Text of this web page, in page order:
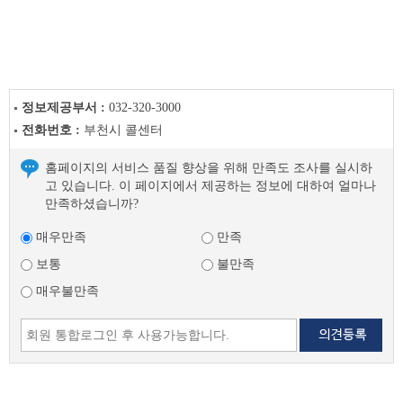
정보제공부서 : 032-320-3000
전화번호 : 부천시 콜센터
홈페이지의 서비스 품질 향상을 위해 만족도 조사를 실시하
고 있습니다. 이 페이지에서 제공하는 정보에 대하여 얼마나
만족하셨습니까?
매우만족
만족
보통
불만족
매우불만족